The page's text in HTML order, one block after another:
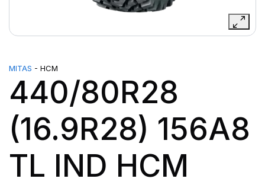
MITAS - HCM
440/80R28
(16.9R28) 156A8
TL IND HCM